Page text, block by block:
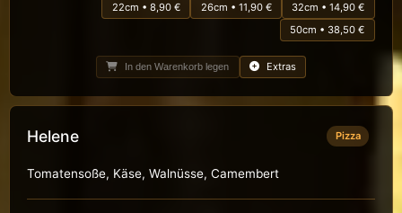
22cm • 8,90 € 26cm • 11,90 €
32cm • 14,90 €
50cm • 38,50 €
In den Warenkorb legen Extras
Helene Pizza
Tomatensoße, Käse, Walnüsse, Camembert